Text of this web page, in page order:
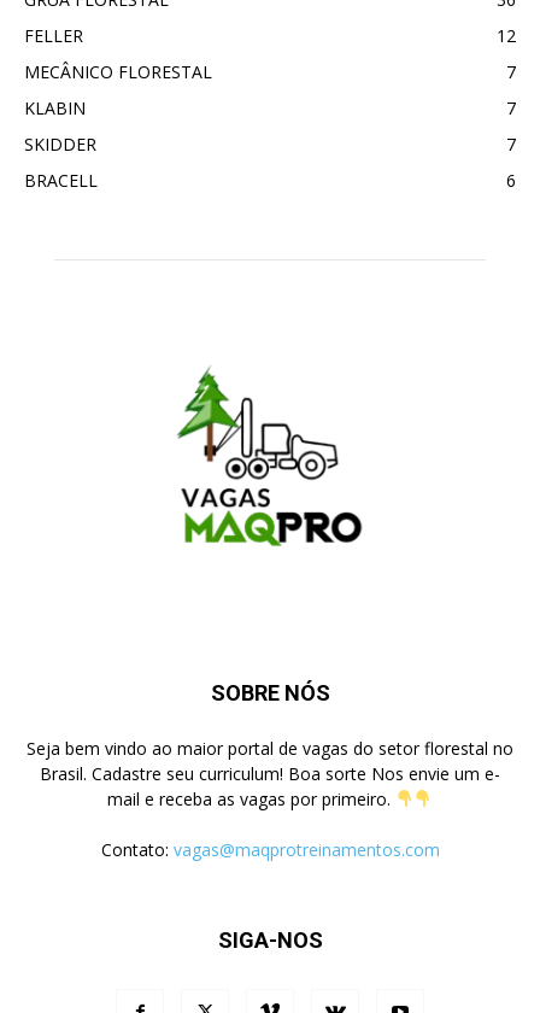
FELLER
12
MECÂNICO FLORESTAL
7
KLABIN
7
SKIDDER
7
BRACELL
6
SOBRE NÓS
Seja bem vindo ao maior portal de vagas do setor florestal no
Brasil. Cadastre seu curriculum! Boa sorte Nos envie um e-
mail e receba as vagas por primeiro.
Contato: vagas@maqprotreinamentos.com
SIGA-NOS